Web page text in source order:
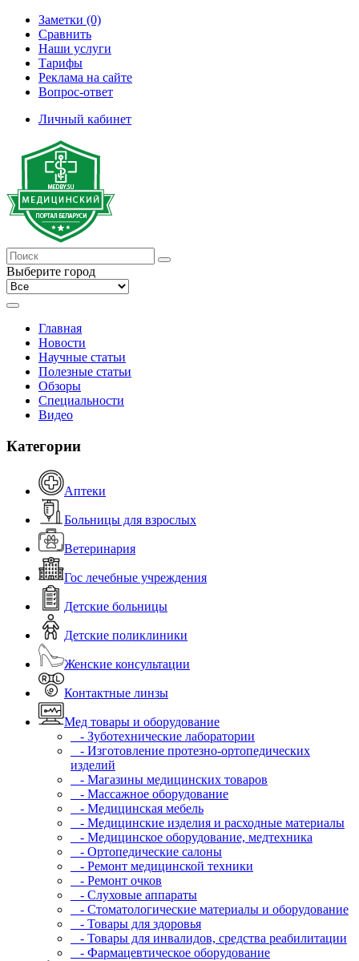
Заметки (0)
Сравнить
Наши услуги
Тарифы
Реклама на сайте
Вопрос-ответ
Личный кабинет
Выберите город
Главная
Новости
Научные статьи
Полезные статьи
Обзоры
Специальности
Видео
Категории
Аптеки
Больницы для взрослых
Ветеринария
Гос лечебные учреждения
Детские больницы
Детские поликлиники
Женские консультации
Контактные линзы
Мед товары и оборудование
- Зуботехнические лаборатории
- Изготовление протезно-ортопедических
изделий
- Магазины медицинских товаров
- Массажное оборудование
- Медицинская мебель
- Медицинские изделия и расходные материалы
- Медицинское оборудование, медтехника
- Ортопедические салоны
- Ремонт медицинской техники
- Ремонт очков
- Слуховые аппараты
- Стоматологические материалы и оборудование
- Товары для здоровья
- Товары для инвалидов, средства реабилитации
- Фармацевтическое оборудование